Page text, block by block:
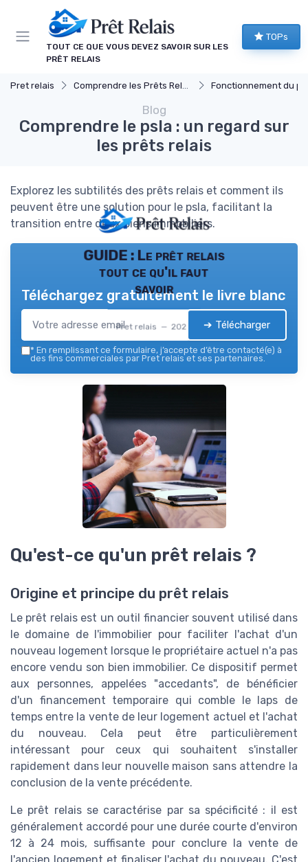
TOUT CE QUE VOUS DEVEZ SAVOIR SUR LES
PRÊT RELAIS
TOPs
Pret relais Comprendre les Prêts Relais Fonctionnement du prêt
Blog
Comprendre le psla : un regard sur
les prêts relais
Explorez les subtilités des prêts relais et comment ils
peuvent être une solution pour le psla, facilitant la
transition entre deux biens immobiliers.
GUIDE : Le prêt relais
tout ce qu'il faut
savoir
Pret relais — 2026
Téléchargez gratuitement le livre blanc
➔ Télécharger
* En remplissant ce formulaire, j’accepte d’être contacté(e) à
des fins commerciales par Pret relais et ses partenaires.
Qu'est-ce qu'un prêt relais ?
Origine et principe du prêt relais
Le prêt relais est un outil financier souvent utilisé dans
le domaine de l'immobilier pour faciliter l'achat d'un
nouveau logement lorsque le propriétaire actuel n'a pas
encore vendu son bien immobilier. Ce dispositif permet
aux personnes, appelées "accedants", de bénéficier
d'un financement temporaire qui comble le laps de
temps entre la vente de leur logement actuel et l'achat
du nouveau. Cela peut être particulièrement
intéressant pour ceux qui souhaitent s'installer
rapidement dans leur nouvelle maison sans attendre la
conclusion de la vente précédente.
Le prêt relais se caractérise par sa spécificité : il est
généralement accordé pour une durée courte d'environ
12 à 24 mois, suffisante pour conclure la vente de
Panneau de gestion des cookies